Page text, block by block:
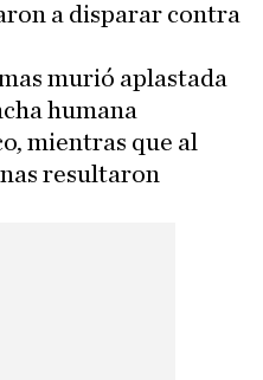
a disparar contra
murió aplastada
humana
mientras que al
resultaron